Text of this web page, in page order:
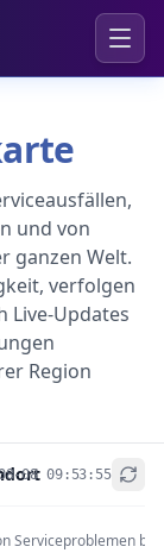
und von
ganzen Welt.
verfolgen
Live-Updates
Region
08 09:53:55
Serviceproblemen
+